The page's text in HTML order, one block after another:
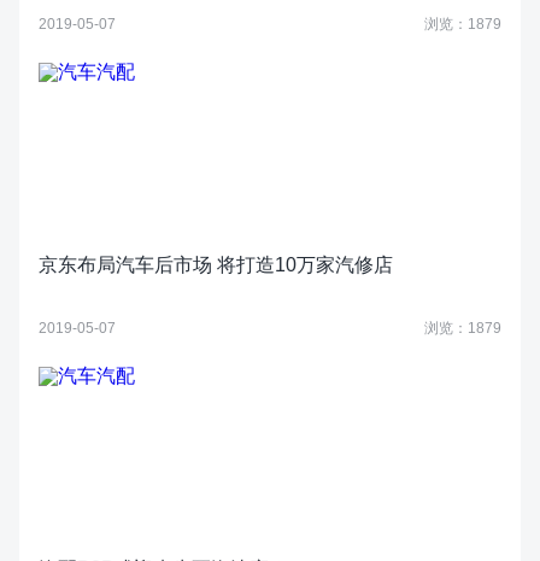
2019-05-07 浏览：1879
京东布局汽车后市场 将打造10万家汽修店
2019-05-07 浏览：1879